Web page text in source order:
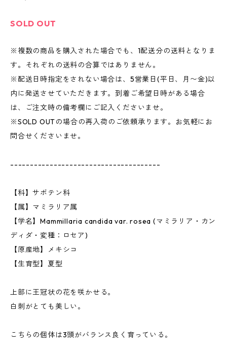
SOLD OUT
※複数の商品を購入された場合でも、1配送分の送料となりま
す。それぞれの送料の合算ではありません。
※配送日時指定をされない場合は、5営業日(平日、月〜金)以
内に発送させていただきます。到着ご希望日時がある場合
は、ご注文時の備考欄にご記入くださいませ。
※SOLD OUTの場合の再入荷のご依頼承ります。お気軽にお
問合せくださいませ。
--------------------------------------
【科】サボテン科
【属】マミラリア属
【学名】Mammillaria candida var. rosea (マミラリア・カン
ディダ・変種：ロセア)
【原産地】メキシコ
【生育型】夏型
上部に王冠状の花を咲かせる。
白刺がとても美しい。
こちらの個体は3頭がバランス良く育っている。